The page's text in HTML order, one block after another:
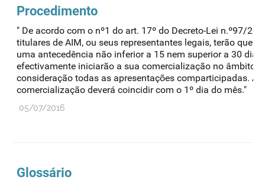
Procedimento
" De acordo com o nº1 do art. 17º do Decreto-Lei n.º97/
titulares de AIM, ou seus representantes legais, terão que
uma antecedência não inferior a 15 nem superior a 30
efectivamente iniciarão a sua comercialização no âmbito
consideração todas as apresentações comparticipadas. A
comercialização deverá coincidir com o 1º dia do mês."
05/07/2016
Glossário